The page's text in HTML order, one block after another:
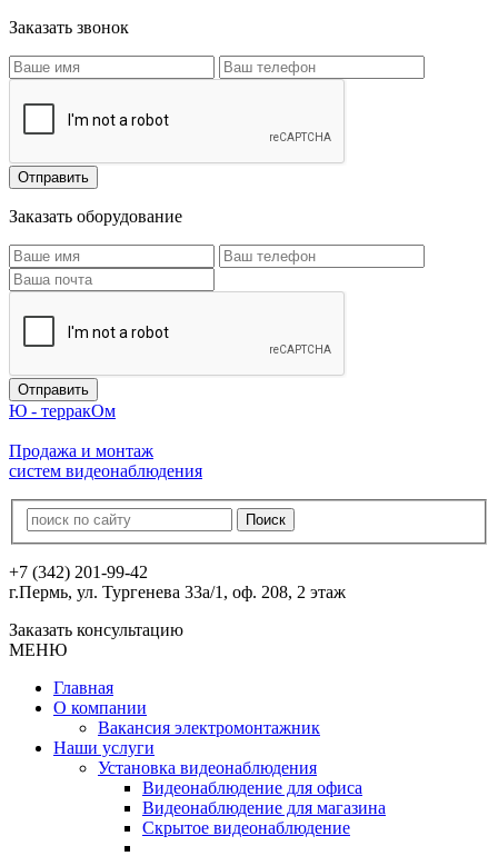
Заказать звонок
Заказать оборудование
Ю - терракОм
Продажа и монтаж
систем видеонаблюдения
+7 (342) 201-99-42
г.Пермь, ул. Тургенева 33а/1, оф. 208, 2 этаж
Заказать консультацию
МЕНЮ
Главная
О компании
Вакансия электромонтажник
Наши услуги
Установка видеонаблюдения
Видеонаблюдение для офиса
Видеонаблюдение для магазина
Скрытое видеонаблюдение